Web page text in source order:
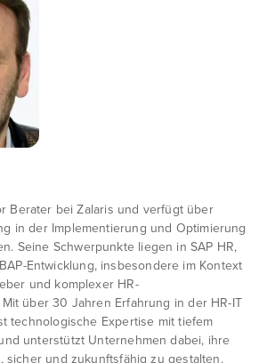
Berater bei Zalaris und verfügt über
in der Implementierung und Optimierung
Seine Schwerpunkte liegen in SAP HR,
Entwicklung, insbesondere im Kontext
und komplexer HR-
über 30 Jahren Erfahrung in der HR-IT
technologische Expertise mit tiefem
unterstützt Unternehmen dabei, ihre
sicher und zukunftsfähig zu gestalten.